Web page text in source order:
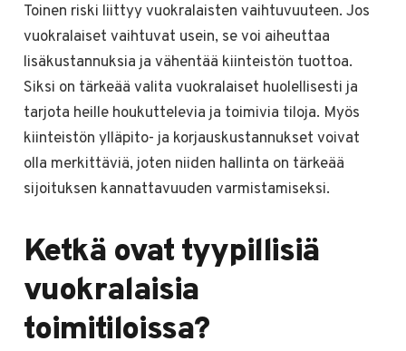
Toinen riski liittyy vuokralaisten vaihtuvuuteen. Jos
vuokralaiset vaihtuvat usein, se voi aiheuttaa
lisäkustannuksia ja vähentää kiinteistön tuottoa.
Siksi on tärkeää valita vuokralaiset huolellisesti ja
tarjota heille houkuttelevia ja toimivia tiloja. Myös
kiinteistön ylläpito- ja korjauskustannukset voivat
olla merkittäviä, joten niiden hallinta on tärkeää
sijoituksen kannattavuuden varmistamiseksi.
Ketkä ovat tyypillisiä
vuokralaisia
toimitiloissa?